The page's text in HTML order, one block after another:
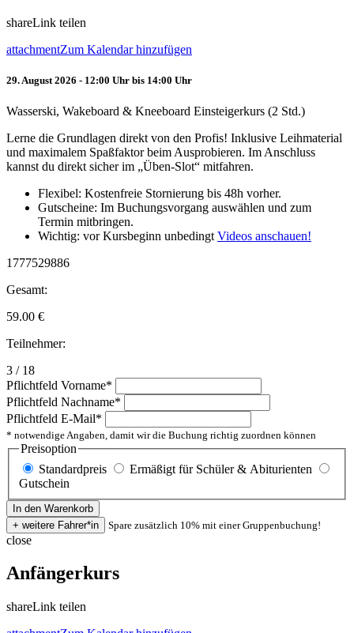
shareLink teilen
attachmentZum Kalendar hinzufügen
29. August 2026 - 12:00 Uhr bis 14:00 Uhr
Wasserski, Wakeboard & Kneeboard Einsteigerkurs (2 Std.)
Lerne die Grundlagen direkt von den Profis! Inklusive Leihmaterial
und maximalem Spaßfaktor beim Ausprobieren. Im Anschluss
kannst du direkt sicher im „Üben-Slot“ mitfahren.
Flexibel: Kostenfreie Stornierung bis 48h vorher.
Gutscheine: Im Buchungsvorgang auswählen und zum
Termin mitbringen.
Wichtig: vor Kursbeginn unbedingt Videos anschauen!
1777529886
Gesamt:
59.00 €
Teilnehmer:
3 / 18
Pflichtfeld Vorname*
Pflichtfeld Nachname*
Pflichtfeld E-Mail*
* notwendige Angaben, damit wir die Buchung richtig zuordnen können
Preisoption
Standardpreis
Ermäßigt für Schüler & Abiturienten
Gutschein
Spare zusätzlich 10% mit einer Gruppenbuchung!
close
Anfängerkurs
shareLink teilen